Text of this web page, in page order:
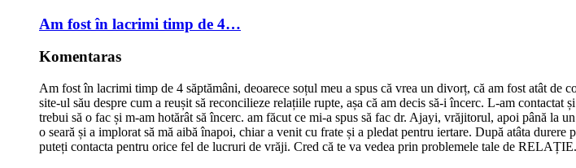
Am fost în lacrimi timp de 4…
Komentaras
Am fost în lacrimi timp de 4 săptămâni, deoarece soțul meu a spus că vrea un divorț, că am fost atât
site-ul său despre cum a reușit să reconcilieze relațiile rupte, așa că am decis să-i încerc. L-am
trebui să o fac și m-am hotărât să încerc. am făcut ce mi-a spus să fac dr. Ajayi, vrăjitorul, apoi până
o seară și a implorat să mă aibă înapoi, chiar a venit cu frate și a pledat pentru iertare. După atâta
puteți contacta pentru orice fel de lucruri de vrăji. Cred că te va vedea prin problemele tale de RELAȚIE.